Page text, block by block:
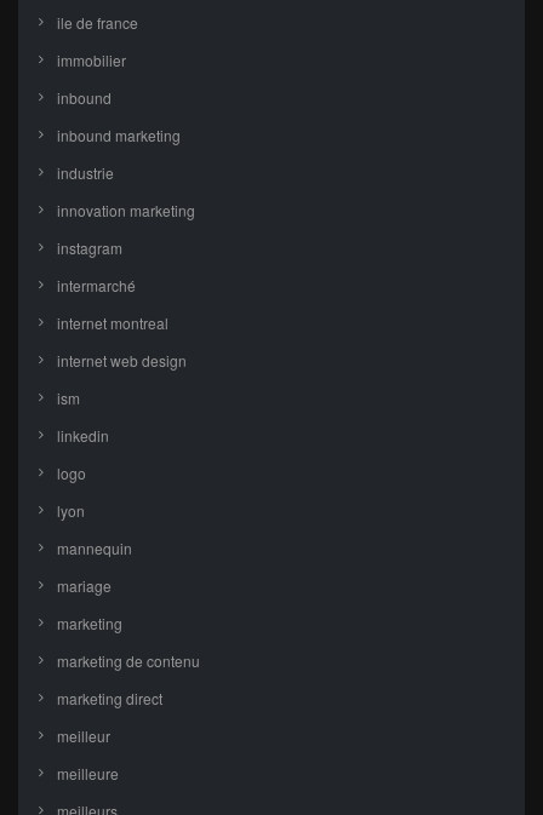
ile de france
immobilier
inbound
inbound marketing
industrie
innovation marketing
instagram
intermarché
internet montreal
internet web design
ism
linkedin
logo
lyon
mannequin
mariage
marketing
marketing de contenu
marketing direct
meilleur
meilleure